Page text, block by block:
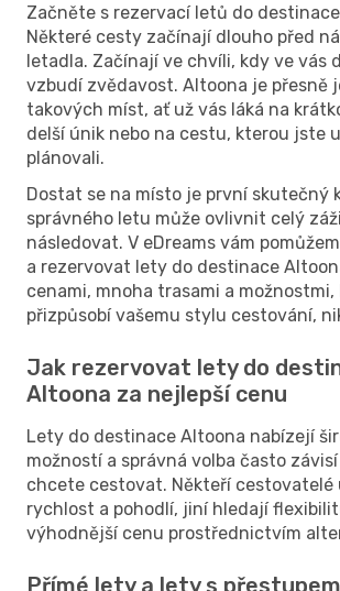
Začněte s rezervací letů do
Některé cesty začínají dlouho před
letadla. Začínají ve chvíli, kdy ve vás
vzbudí zvědavost. Altoona je přesně
takových míst, ať už vás láká na
delší únik nebo na cestu, kterou jste
plánovali.
Dostat se na místo je první skutečný
správného letu může ovlivnit celý
následovat. V eDreams vám
a rezervovat lety do destinace
cenami, mnoha trasami a možnostmi,
přizpůsobí vašemu stylu cestování,
Jak rezervovat lety do
Altoona za nejlepší cenu
Lety do destinace Altoona nabízejí
možností a správná volba často
chcete cestovat. Někteří
rychlost a pohodlí, jiní hledají
výhodnější cenu prostřednictvím
Přímé lety a lety s